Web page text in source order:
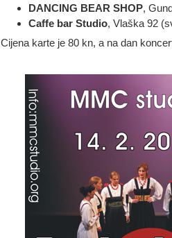
DANCING BEAR SHOP,
Caffe bar Studio, Vlaška 92
Cijena karte je 80 kn, a na dan